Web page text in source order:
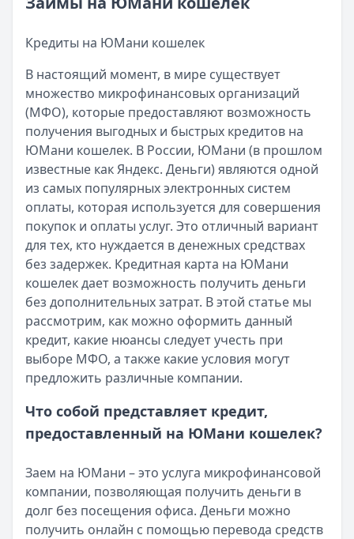
Все статьи
Возврат переплаты в «Займере»: актуальная
Опубликовано: 5 декабря 2025 г.
Читать новость
Срочный микрозайм 15 000 ₽ на карту: свежая
Кратко:Нужны 15 000 рублей на карту прямо сегодня?
Опубликовано:5 декабря 2025 г.
Категория:МФО
Читать новость
Рекордный рост доли клиентов МФО с iPhone: что
Кратко:В III квартале 2025 года владельцы iPhone
Опубликовано:5 декабря 2025 г.
Категория:МФО
Читать новость
57 сервисов микрозаймов через Госуслуги: где
Кратко: Авторизация через Госуслуги ускоряет
Опубликовано:23 ноября 2025 г.
Категория: МФО
Читать новость
Смс о «одобренном займе» от Bigmani Ru: как
Кратко:Пришло СМС об одобрении займа от Bigmani
23 ноября 2025 г.
Категория:МФО
Все новости
Кредиты на ЮМани кошелек
В настоящий момент, в мире существует
множество микрофинансовых организаций
(МФО), которые предоставляют возможность
получения выгодных и быстрых кредитов на
ЮМани кошелек. В России, ЮМани (в прошлом
известные как Яндекс. Деньги) являются одной
из самых популярных электронных систем
оплаты, которая используется для совершения
покупок и оплаты услуг. Это отличный вариант
для тех, кто нуждается в денежных средствах
без задержек. Кредитная карта на ЮМани
кошелек дает возможность получить деньги
без дополнительных затрат. В этой статье мы
рассмотрим, как можно оформить данный
кредит, какие нюансы следует учесть при
выборе МФО, а также какие условия могут
предложить различные компании.
Что собой представляет кредит,
предоставленный на ЮМани кошелек?
Заем на ЮМани – это услуга микрофинансовой
компании, позволяющая получить деньги в
долг без посещения офиса. Деньги можно
получить онлайн с помощью перевода средств